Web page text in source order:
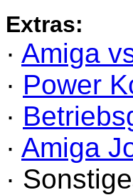
Extras:
· Amiga
· Power
·
· Amiga
·